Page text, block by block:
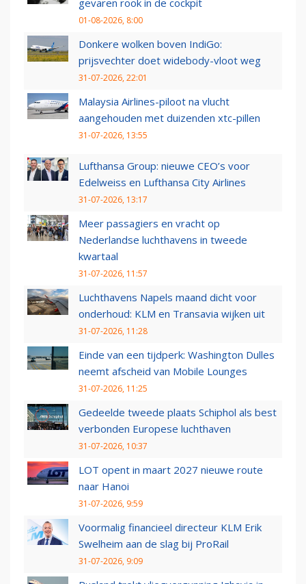
gevaren rook in de cockpit
01-08-2026, 8:00
Donkere wolken boven IndiGo:
prijsvechter doet widebody-vloot weg
31-07-2026, 22:01
Malaysia Airlines-piloot na vlucht
aangehouden met duizenden xtc-pillen
31-07-2026, 13:55
Lufthansa Group: nieuwe CEO’s voor
Edelweiss en Lufthansa City Airlines
31-07-2026, 13:17
Meer passagiers en vracht op
Nederlandse luchthavens in tweede
kwartaal
31-07-2026, 11:57
Luchthavens Napels maand dicht voor
onderhoud: KLM en Transavia wijken uit
31-07-2026, 11:28
Einde van een tijdperk: Washington Dulles
neemt afscheid van Mobile Lounges
31-07-2026, 11:25
Gedeelde tweede plaats Schiphol als best
verbonden Europese luchthaven
31-07-2026, 10:37
LOT opent in maart 2027 nieuwe route
naar Hanoi
31-07-2026, 9:59
Voormalig financieel directeur KLM Erik
Swelheim aan de slag bij ProRail
31-07-2026, 9:09